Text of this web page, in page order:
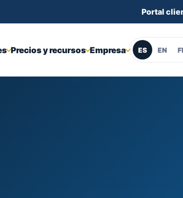
Portal
Precios y recursos Empresa ES EN